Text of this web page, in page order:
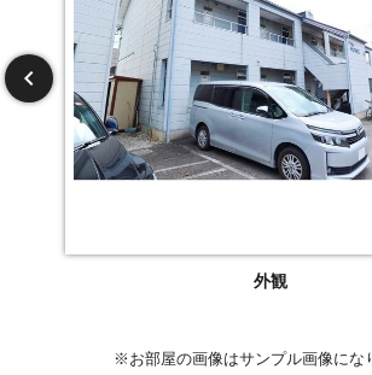
外観
※お部屋の画像はサンプル画像にな